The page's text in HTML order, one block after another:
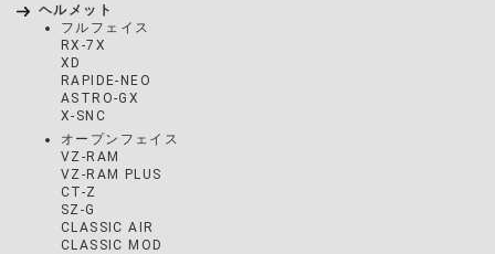
ヘルメット
フルフェイス
RX-7X
XD
RAPIDE-NEO
ASTRO-GX
X-SNC
オープンフェイス
VZ-RAM
VZ-RAM PLUS
CT-Z
SZ-G
CLASSIC AIR
CLASSIC MOD